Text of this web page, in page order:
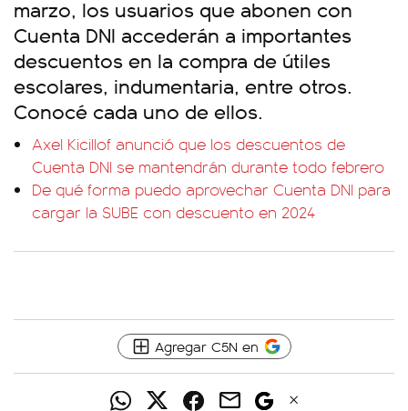
marzo, los usuarios que abonen con
Cuenta DNI accederán a importantes
descuentos en la compra de útiles
escolares, indumentaria, entre otros.
Conocé cada uno de ellos.
Axel Kicillof anunció que los descuentos de
Cuenta DNI se mantendrán durante todo febrero
De qué forma puedo aprovechar Cuenta DNI para
cargar la SUBE con descuento en 2024
Agregar C5N en